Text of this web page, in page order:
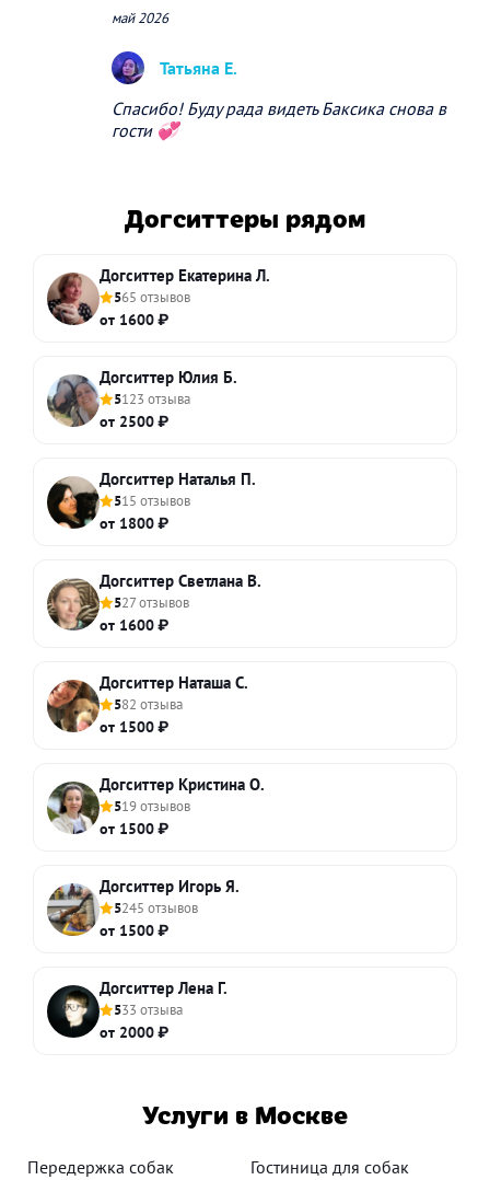
май 2026
Татьяна Е.
Спасибо! Буду рада видеть Баксика снова в
гости 💞
Догситтеры рядом
Догситтер Екатерина Л.
565 отзывов
от 1600 ₽
Догситтер Юлия Б.
5123 отзыва
от 2500 ₽
Догситтер Наталья П.
515 отзывов
от 1800 ₽
Догситтер Светлана В.
527 отзывов
от 1600 ₽
Догситтер Наташа С.
582 отзыва
от 1500 ₽
Догситтер Кристина О.
519 отзывов
от 1500 ₽
Догситтер Игорь Я.
5245 отзывов
от 1500 ₽
Догситтер Лена Г.
533 отзыва
от 2000 ₽
Услуги в Москве
Передержка собак Гостиница для собак